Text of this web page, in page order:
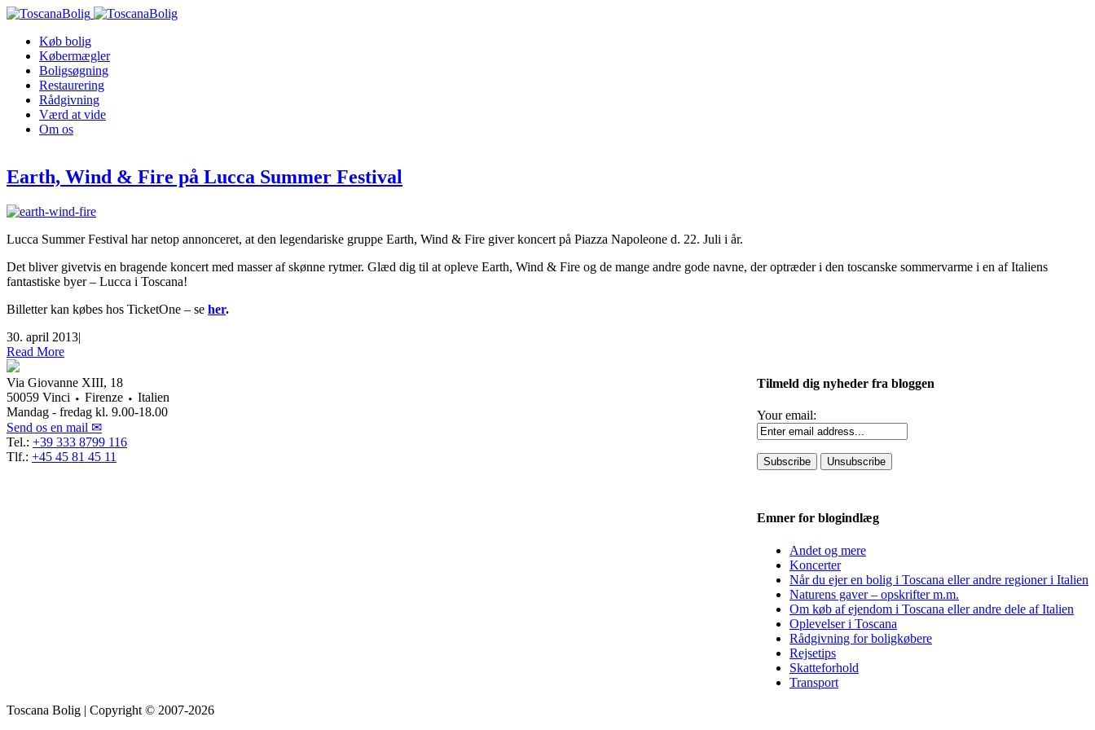
Køb bolig
Købermægler
Boligsøgning
Restaurering
Rådgivning
Værd at vide
Om os
Earth, Wind & Fire på Lucca Summer Festival
Lucca Summer Festival har netop annonceret, at den legendariske gruppe Earth, Wind & Fire giver koncert på Piazza Napoleone d. 22. Juli i år.
Det bliver givetvis en bragende koncert med masser af skønne rytmer. Glæd dig til at opleve Earth, Wind & Fire og de mange andre gode navne, der optræder i den toscanske sommervarme i en af Italiens
fantastiske byer – Lucca i Toscana!
Billetter kan købes hos TicketOne – se her.
30. april 2013|
Read More
Tilmeld dig nyheder fra bloggen
Your email:
Emner for blogindlæg
Andet og mere
Koncerter
Når du ejer en bolig i Toscana eller andre regioner i Italien
Naturens gaver – opskrifter m.m.
Om køb af ejendom i Toscana eller andre dele af Italien
Oplevelser i Toscana
Rådgivning for boligkøbere
Rejsetips
Skatteforhold
Transport
Via Giovanne XIII, 18
50059 Vinci ⬩ Firenze ⬩ Italien
Mandag - fredag kl. 9.00-18.00
Send os en mail ✉
Tel.: +39 333 8799 116
Tlf.: +45 45 81 45 11
Toscana Bolig | Copyright © 2007-2026